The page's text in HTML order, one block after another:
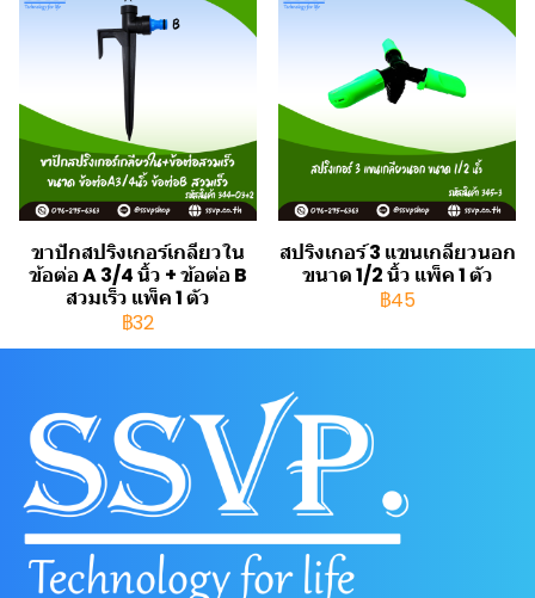
ขาปักสปริงเกอร์เกลียวใน
ข้อต่อ A 3/4 นิ้ว + ข้อต่อ B
สวมเร็ว แพ็ค 1 ตัว
฿32
สปริงเกอร์ 3 แขนเกลียวนอก
ขนาด 1/2 นิ้ว แพ็ค 1 ตัว
฿45